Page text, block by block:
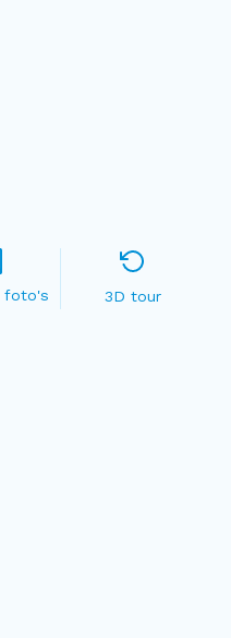
3D tour